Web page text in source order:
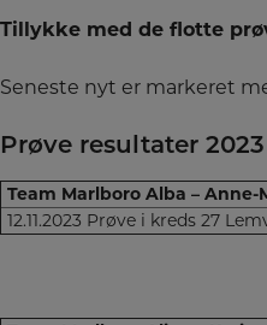
Tillykke med de flotte
Seneste nyt er markeret
Prøve resultater 2023
Team Marlboro Alba – Anne-
12.11.2023 Prøve i kreds 27